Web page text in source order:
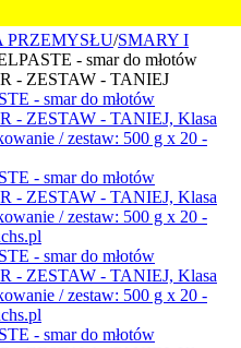
PRZEMYSŁU/SMARY I
- smar do młotów
- ZESTAW - TANIEJ